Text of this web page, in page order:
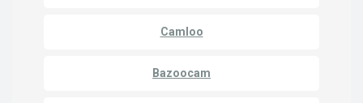
Camloo
Bazoocam